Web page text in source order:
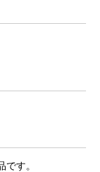
す。